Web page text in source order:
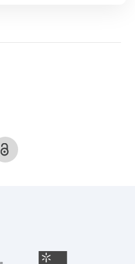
Fundação para a